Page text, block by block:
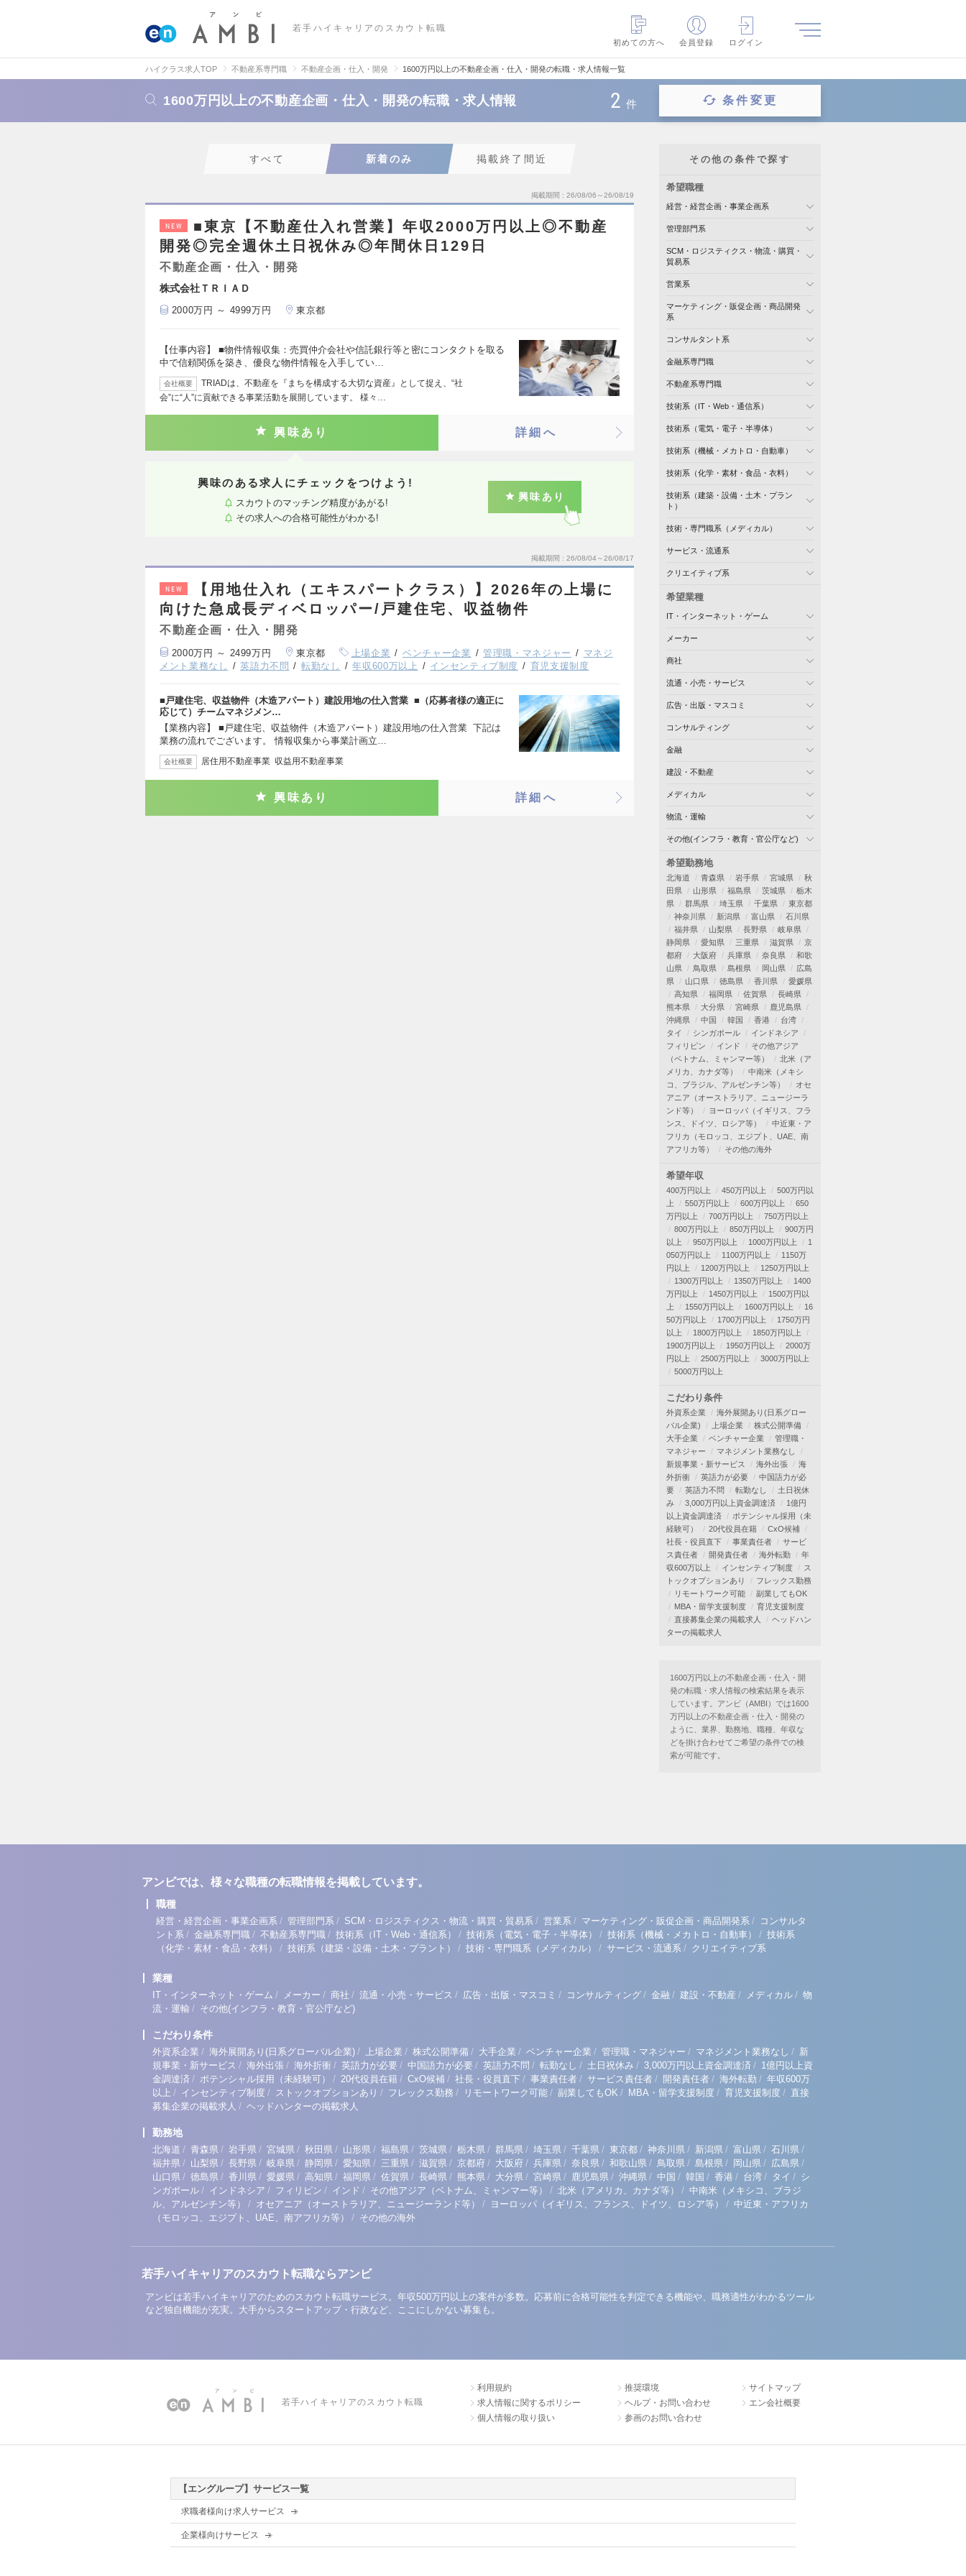
若手ハイキャリアのスカウト転職
初めての方へ
会員登録 ログイン
ハイクラス求人TOP 不動産系専門職 不動産企画・仕入・開発 1600万円以上の不動産企画・仕入・開発の転職・求人情報一覧
1600万円以上の不動産企画・仕入・開発の転職・求人情報 2 件 条件変更
すべて 新着のみ 掲載終了間近
掲載期間 26/08/06～26/08/19
NEW
■東京【不動産仕入れ営業】年収2000万円以上◎不動産
開発◎完全週休土日祝休み◎年間休日129日
不動産企画・仕入・開発
株式会社ＴＲＩＡＤ
2000万円 ～ 4999万円 東京都
【仕事内容】 ■物件情報収集：売買仲介会社や信託銀行等と密にコンタクトを取る
中で信頼関係を築き、優良な物件情報を入手してい…
会社概要
TRIADは、不動産を『まちを構成する大切な資産』として捉え、“社
会”に“人”に貢献できる事業活動を展開しています。 様々…
興味あり 詳細へ
興味のある求人にチェックをつけよう!
スカウトのマッチング精度があがる!
その求人への合格可能性がわかる!
興味あり
掲載期間 26/08/04～26/08/17
NEW
【用地仕入れ（エキスパートクラス）】2026年の上場に
向けた急成長ディベロッパー/戸建住宅、収益物件
不動産企画・仕入・開発
2000万円 ～ 2499万円 東京都 上場企業 ベンチャー企業 管理職・マネジャー
マネジ
メント業務なし
英語力不問 転勤なし 年収600万以上 インセンティブ制度 育児支援制度
■戸建住宅、収益物件（木造アパート）建設用地の仕入営業 ■（応募者様の適正に
応じて）チームマネジメン…
【業務内容】 ■戸建住宅、収益物件（木造アパート）建設用地の仕入営業 下記は
業務の流れでございます。 情報収集から事業計画立…
会社概要 居住用不動産事業 収益用不動産事業
興味あり 詳細へ
その他の条件で探す
希望職種
経営・経営企画・事業企画系
管理部門系
SCM・ロジスティクス・物流・購買・
貿易系
営業系
マーケティング・販促企画・商品開発
系
コンサルタント系
金融系専門職
不動産系専門職
技術系（IT・Web・通信系）
技術系（電気・電子・半導体）
技術系（機械・メカトロ・自動車）
技術系（化学・素材・食品・衣料）
技術系（建築・設備・土木・プラン
ト）
技術・専門職系（メディカル）
サービス・流通系
クリエイティブ系
希望業種
IT・インターネット・ゲーム
メーカー
商社
流通・小売・サービス
広告・出版・マスコミ
コンサルティング
金融
建設・不動産
メディカル
物流・運輸
その他(インフラ・教育・官公庁など)
希望勤務地
北海道 青森県 岩手県 宮城県
秋
田県
山形県 福島県 茨城県
栃木
県
群馬県 埼玉県 千葉県
東京都
神奈川県
新潟県 富山県
石川県
福井県
山梨県 長野県
岐阜県
静岡県
愛知県 三重県 滋賀県
京
都府
大阪府 兵庫県 奈良県
和歌
山県
鳥取県 島根県 岡山県
広島
県
山口県 徳島県 香川県
愛媛県
高知県
福岡県 佐賀県
長崎県
熊本県
大分県 宮崎県
鹿児島県
沖縄県
中国 韓国 香港
台湾
タイ
シンガポール
インドネシア
フィリピン
インド
その他アジア
（ベトナム、ミャンマー等）
北米（ア
メリカ、カナダ等）
中南米（メキシ
コ、ブラジル、アルゼンチン等）
オセ
アニア（オーストラリア、ニュージーラ
ンド等）
ヨーロッパ（イギリス、フラ
ンス、ドイツ、ロシア等）
中近東・ア
フリカ（モロッコ、エジプト、UAE、南
アフリカ等）
その他の海外
希望年収
400万円以上 450万円以上
500万円以
上
550万円以上 600万円以上
650
万円以上
700万円以上
750万円以上
800万円以上
850万円以上
900万円
以上
950万円以上 1000万円以上
1
050万円以上
1100万円以上
1150万
円以上
1200万円以上
1250万円以上
1300万円以上
1350万円以上
1400
万円以上
1450万円以上
1500万円以
上
1550万円以上 1600万円以上
16
50万円以上
1700万円以上
1750万円
以上
1800万円以上
1850万円以上
1900万円以上
1950万円以上
2000万
円以上
2500万円以上
3000万円以上
5000万円以上
こだわり条件
外資系企業
海外展開あり(日系グロー
バル企業)
上場企業
株式公開準備
大手企業
ベンチャー企業
管理職・
マネジャー
マネジメント業務なし
新規事業・新サービス
海外出張
海
外折衝
英語力が必要
中国語力が必
要
英語力不問 転勤なし
土日祝休
み
3,000万円以上資金調達済
1億円
以上資金調達済
ポテンシャル採用（未
経験可）
20代役員在籍
CxO候補
社長・役員直下
事業責任者
サービ
ス責任者
開発責任者 海外転勤
年
収600万以上
インセンティブ制度
ス
トックオプションあり
フレックス勤務
リモートワーク可能
副業してもOK
MBA・留学支援制度
育児支援制度
直接募集企業の掲載求人
ヘッドハン
ターの掲載求人
1600万円以上の不動産企画・仕入・開
発の転職・求人情報の検索結果を表示
しています。アンビ（AMBI）では1600
万円以上の不動産企画・仕入・開発の
ように、業界、勤務地、職種、年収な
どを掛け合わせてご希望の条件での検
索が可能です。
アンビでは、様々な職種の転職情報を掲載しています。
職種
経営・経営企画・事業企画系 / 管理部門系 / SCM・ロジスティクス・物流・購買・貿易系 / 営業系 / マーケティング・販促企画・商品開発系 / コンサルタ
ント系 / 金融系専門職 / 不動産系専門職 / 技術系（IT・Web・通信系） / 技術系（電気・電子・半導体） / 技術系（機械・メカトロ・自動車） / 技術系
（化学・素材・食品・衣料）
/ 技術系（建築・設備・土木・プラント） / 技術・専門職系（メディカル） / サービス・流通系 / クリエイティブ系
業種
IT・インターネット・ゲーム / メーカー / 商社 / 流通・小売・サービス / 広告・出版・マスコミ / コンサルティング / 金融 / 建設・不動産 / メディカル / 物
流・運輸 / その他(インフラ・教育・官公庁など)
こだわり条件
外資系企業 / 海外展開あり(日系グローバル企業) / 上場企業 / 株式公開準備 / 大手企業 / ベンチャー企業 / 管理職・マネジャー / マネジメント業務なし / 新
規事業・新サービス / 海外出張 / 海外折衝 / 英語力が必要 / 中国語力が必要 / 英語力不問 / 転勤なし / 土日祝休み / 3,000万円以上資金調達済 / 1億円以上資
金調達済 / ポテンシャル採用（未経験可） / 20代役員在籍 / CxO候補 / 社長・役員直下 / 事業責任者 / サービス責任者 / 開発責任者 / 海外転勤 / 年収600万
以上 / インセンティブ制度 / ストックオプションあり / フレックス勤務 / リモートワーク可能 / 副業してもOK / MBA・留学支援制度 / 育児支援制度 / 直接
募集企業の掲載求人 / ヘッドハンターの掲載求人
勤務地
北海道 / 青森県 / 岩手県 / 宮城県 / 秋田県 / 山形県 / 福島県 / 茨城県 / 栃木県 / 群馬県 / 埼玉県 / 千葉県 / 東京都 / 神奈川県 / 新潟県 / 富山県 / 石川県 /
福井県 / 山梨県 / 長野県 / 岐阜県 / 静岡県 / 愛知県 / 三重県 / 滋賀県 / 京都府 / 大阪府 / 兵庫県 / 奈良県 / 和歌山県 / 鳥取県 / 島根県 / 岡山県 / 広島県 /
山口県 / 徳島県 / 香川県 / 愛媛県 / 高知県 / 福岡県 / 佐賀県 / 長崎県 / 熊本県 / 大分県 / 宮崎県 / 鹿児島県 / 沖縄県 / 中国 / 韓国 / 香港 / 台湾 / タイ / シ
ンガポール / インドネシア / フィリピン / インド / その他アジア（ベトナム、ミャンマー等） / 北米（アメリカ、カナダ等） / 中南米（メキシコ、ブラジ
ル、アルゼンチン等）
/ オセアニア（オーストラリア、ニュージーランド等） / ヨーロッパ（イギリス、フランス、ドイツ、ロシア等） / 中近東・アフリカ
（モロッコ、エジプト、UAE、南アフリカ等）
/ その他の海外
若手ハイキャリアのスカウト転職ならアンビ
アンビは若手ハイキャリアのためのスカウト転職サービス。年収500万円以上の案件が多数。応募前に合格可能性を判定できる機能や、職務適性がわかるツール
など独自機能が充実。大手からスタートアップ・行政など、ここにしかない募集も。
若手ハイキャリアのスカウト転職
利用規約
求人情報に関するポリシー
個人情報の取り扱い
推奨環境
ヘルプ・お問い合わせ
参画のお問い合わせ
サイトマップ
エン会社概要
【エングループ】サービス一覧
求職者様向け求人サービス
企業様向けサービス